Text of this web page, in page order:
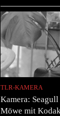
TLR-KAMERA
Kamera:
Möwe mit